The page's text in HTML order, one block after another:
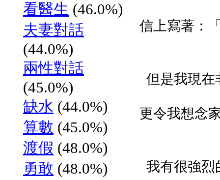
看醫生 (46.0%)
夫妻對話
(44.0%)
兩性對話
(45.0%)
缺水 (44.0%)
算數 (45.0%)
渡假 (48.0%)
勇敢 (48.0%)
信上寫著：
但是我現在
更令我想念
我有很強烈